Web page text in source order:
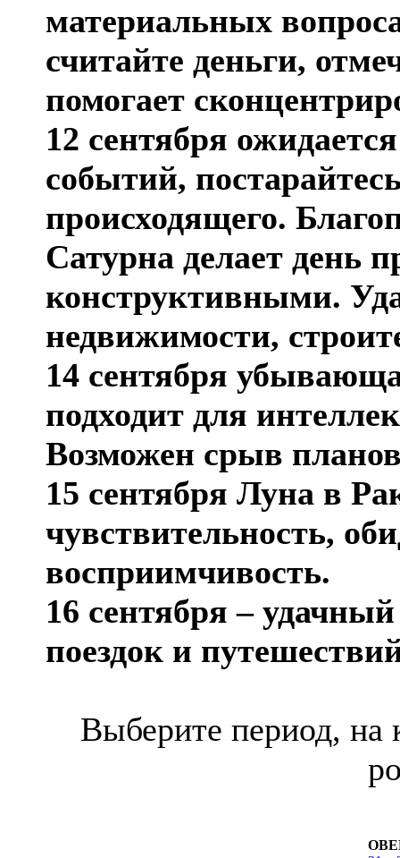
материальных
считайте деньги,
помогает
12 сентября
событий,
происходящего.
Сатурна делает день
конструктивными.
недвижимости,
14 сентября
подходит для
Возможен срыв
15 сентября Луна в
чувствительность,
восприимчивость.
16 сентября –
поездок и
Выберите период, на